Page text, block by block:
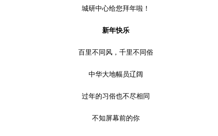
城研中心给您拜年啦！
新年快乐
百里不同风，千里不同俗
中华大地幅员辽阔
过年的习俗也不尽相同
不知屏幕前的你